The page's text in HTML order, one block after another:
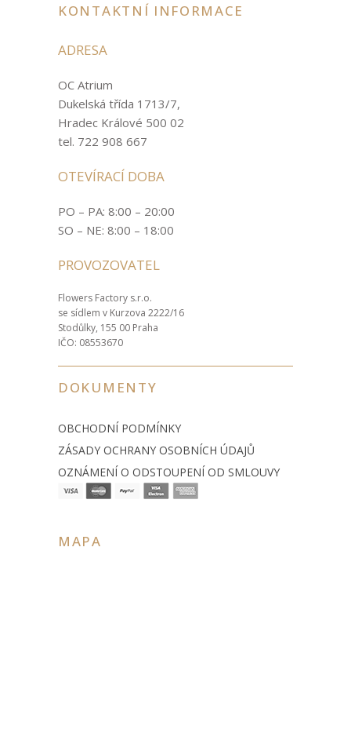
KONTAKTNÍ INFORMACE
ADRESA
OC Atrium
Dukelská třída 1713/7,
Hradec Králové 500 02
tel. 722 908 667
OTEVÍRACÍ DOBA
PO – PA: 8:00 – 20:00
SO – NE: 8:00 – 18:00
PROVOZOVATEL
Flowers Factory s.r.o.
se sídlem v Kurzova 2222/16
Stodůlky, 155 00 Praha
IČO: 08553670
DOKUMENTY
OBCHODNÍ PODMÍNKY
ZÁSADY OCHRANY OSOBNÍCH ÚDAJŮ
OZNÁMENÍ O ODSTOUPENÍ OD SMLOUVY
MAPA